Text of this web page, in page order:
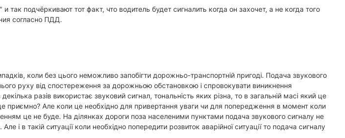
подчёркивают тот факт, что водитель будет сигналить когда он захочет, а не когда того
согласно ПДД.
коли без цього неможливо запобігти дорожньо-транспортній пригоді. Подача звукового
руху від спостереження за дорожньою обстановкою і спровокувати виникнення
разів використає звуковий сигнал, тональність яких різна, то в загальній масі який це
приємно? Але коли це необхідно для привертання уваги чи для попередження в момент коли
це не буде. На ділянках дороги поза населеними пунктами подача звукового сигналу не
в такій ситуації коли необхідно попередити розвиток аварійної ситуації то подача сигналу